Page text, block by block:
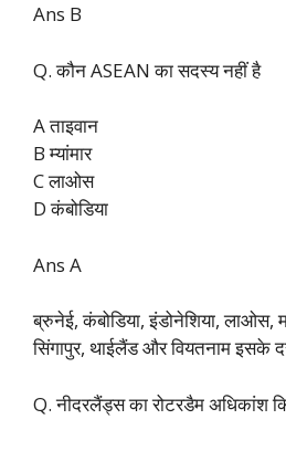
Ans B
Q. कौन ASEAN का सदस्य नहीं है
A ताइवान
B म्यांमार
C लाओस
D कंबोडिया
Ans A
ब्रुनेई, कंबोडिया, इंडोनेशिया, लाओस,
सिंगापुर, थाईलैंड और वियतनाम इसके
Q. नीदरलैंड्स का रोटरडैम अधिकांश